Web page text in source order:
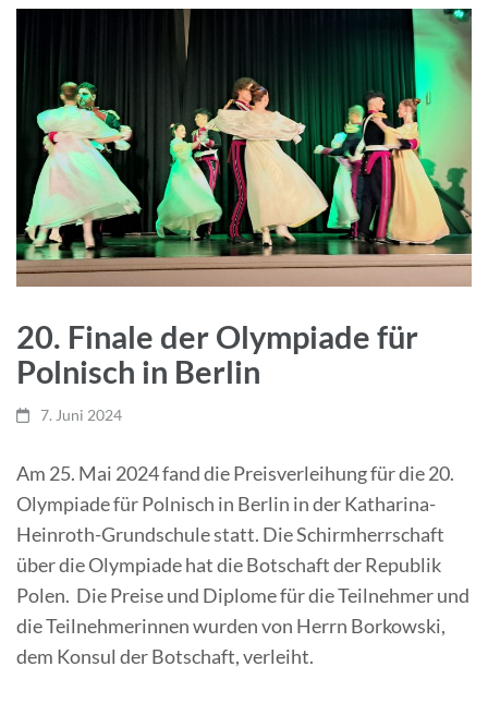
20. Finale der Olympiade für
Polnisch in Berlin
7. Juni 2024
Am 25. Mai 2024 fand die Preisverleihung für die 20.
Olympiade für Polnisch in Berlin in der Katharina-
Heinroth-Grundschule statt. Die Schirmherrschaft
über die Olympiade hat die Botschaft der Republik
Polen. Die Preise und Diplome für die Teilnehmer und
die Teilnehmerinnen wurden von Herrn Borkowski,
dem Konsul der Botschaft, verleiht.